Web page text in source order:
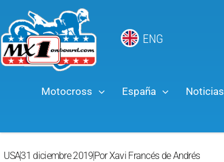
ENG
Motocross España Noticias
USA31 diciembre 2019PorXavi Francés de Andrés